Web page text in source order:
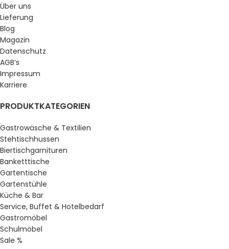
Über uns
Lieferung
Blog
Magazin
Datenschutz
AGB’s
Impressum
Karriere
PRODUKTKATEGORIEN
Gastrowäsche & Textilien
Stehtischhussen
Biertischgarnituren
Banketttische
Gartentische
Gartenstühle
Küche & Bar
Service, Buffet & Hotelbedarf
Gastromöbel
Schulmöbel
Sale %